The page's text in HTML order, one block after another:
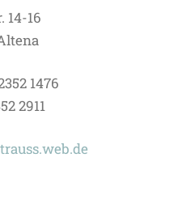
14-16
1476
2911